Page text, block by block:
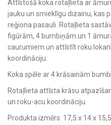
Attīstošā koka rotaļlieta ar
jauku un smieklīgu dizainu, kas
reģiona pasauli. Rotaļlieta
figūrām, 4 bumbiņām un 1
caurumiem un attīstīt roku
koordināciju.
Koka spēle ar 4 krāsainām
Rotaļlieta attīsta krāsu
un roku-acu koordināciju.
Produkta izmērs: 17,5 x 14 x